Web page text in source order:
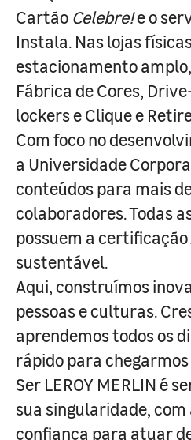
Cartão Celebre!e o
Instala. Nas lojas
estacionamento
Fábrica de Cores,
lockers e Clique e
Com foco no
a Universidade
conteúdos para mais
colaboradores. Todas
possuem a certificação
sustentável.
Aqui, construímos
pessoas e culturas.
aprendemos todos os
rápido para
Ser LEROY MERLIN é
sua singularidade,
confiança para atuar